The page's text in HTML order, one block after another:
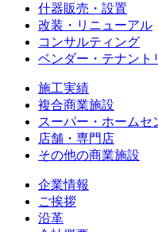
什器販売・設置
改装・リニューアル
コンサルティング
ベンダー・テナント
施工実績
複合商業施設
スーパー・ホームセ
店舗・専門店
その他の商業施設
企業情報
ご挨拶
沿革